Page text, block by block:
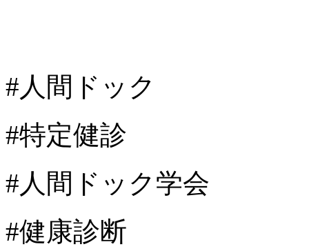
#人間ドック
#特定健診
#人間ドック学会
#健康診断